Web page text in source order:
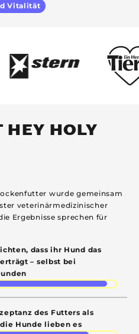
Vitalität
HOLY
wurde gemeinsam
veterinärmedizinischer
Ergebnisse sprechen für
dass ihr Hund das
– selbst bei
des Futters als
Hunde lieben es